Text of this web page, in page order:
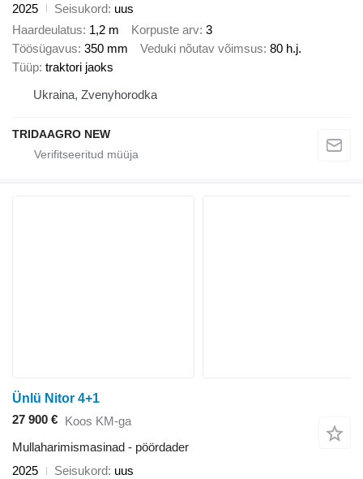
2025
Seisukord uus
Haardeulatus 1,2 m Korpuste arv 3
Töösügavus 350 mm Veduki nõutav võimsus 80 h.j.
Tüüp traktori jaoks
Ukraina, Zvenyhorodka
TRIDAAGRO NEW
Ünlü Nitor 4+1
27 900 € Koos KM-ga
Mullaharimismasinad - pöördader
2025
Seisukord
uus